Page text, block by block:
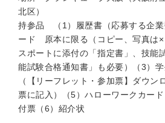
北区）
持参品 （1）履歴書（応募する企業
ード 原本に限る（コピー、写真は
スポートに添付の「指定書」、技能
能試験合格通知書」も必要）（3）
（【リーフレット・参加票】ダウン
票に記入）（5）ハローワークカー
付票（6）紹介状